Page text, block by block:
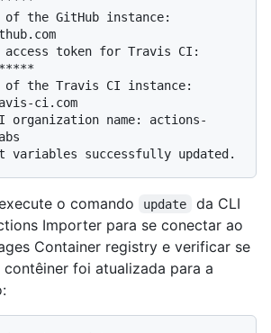
the GitHub instance:
access token for Travis CI:
of the Travis CI instance:
ci.com
organization name: actions-
o comando update
da CLI
Importer para se conectar ao
Container registry e verificar se
foi atualizada para a